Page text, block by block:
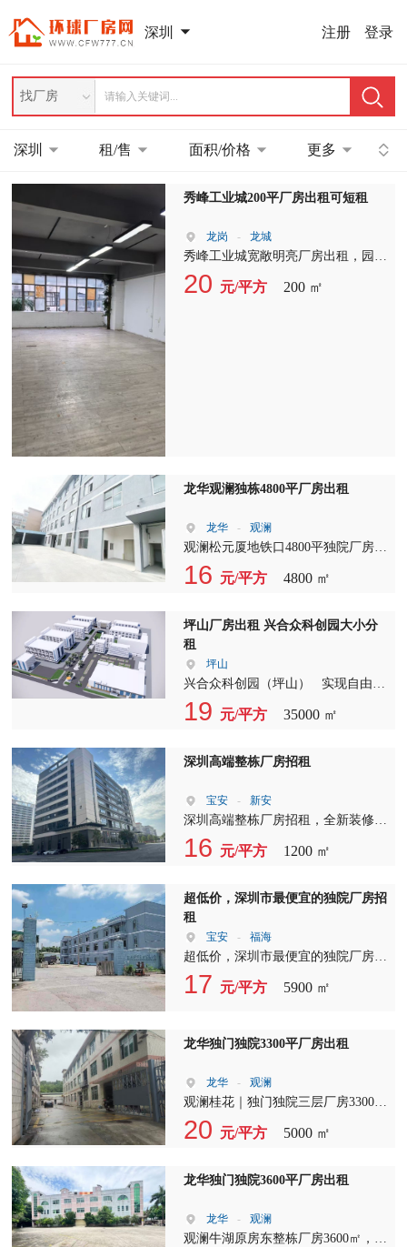
深圳 登录
注册
找厂房
深圳 租/售 面积/价格 更多
秀峰工业城200平厂房出租可短租
龙岗 - 龙城
秀峰工业城宽敞明亮厂房出租，园区
管理好，户型方正，通风良好，地铁
10号线甘坑地铁站，地铁口就在园区
20 元/平方 200 ㎡
龙华观澜独栋4800平厂房出租
龙华 - 观澜
观澜松元厦地铁口4800平独院厂房！
整租均价19元，也能分层租！ 一楼
1200平25元，二三四楼低至15.8！ 近
16 元/平方 4800 ㎡
坪山厂房出租 兴合众科创园大小分
租
坪山
兴合众科创园（坪山） 实现自由分
租啦 A栋厂房5层：8500平方 1F -5F
1700㎡/层 B栋厂房5层：12500平方
平方 公寓式宿舍楼：6400平方 C栋
630KVA 园区总面积32000多平方 空
地10000平 停车位充足 位于坪山比亚
迪正对面 交通便利，离南坪快速出
口200米，坪山地铁口500米，周围配
金、CNC、仓储、注塑、贸易办公科
研等！
19 元/平方 35000 ㎡
深圳高端整栋厂房招租
宝安 - 新安
深圳高端整栋厂房招租，全新装修:
每层豪华精装大堂，一部5吨货梯，
一部豪华客梯。金刚砂地板，不是毛
付。 1楼1200平米报16元高8米，配
卸货平台 3至7楼每层1360平米报8元
高5米 8楼单层1360平米报7元高5米
有光伏覆盖 宿舍按需共有16间 荷
载:1楼2吨、2楼1吨、3-8楼0.7吨，配
电:800KVA。
16 元/平方 1200 ㎡
超低价，深圳市最便宜的独院厂房招
租
宝安 - 福海
超低价，深圳市最便宜的独院厂房招
租 独门独院招租，可整租，可分层
租。 三层半厂房5900平方， 宿舍
间， 每间宿舍升级改， 造独立的充
善，主干道边上。
17 元/平方 5900 ㎡
龙华独门独院3300平厂房出租
龙华 - 观澜
观澜桂花｜独门独院三层厂房3300㎡
出租 ?整栋1-3层独门独院，独立园区
私密性高 ?厂房整体翻新，全新地坪
梯，装卸货便捷省心 ?院内空地宽
商仓储、五金组装、包装加工、小型
生产加工厂，租期灵活，随时可看
20 元/平方 5000 ㎡
龙华独门独院3600平厂房出租
龙华 - 观澜
观澜牛湖原房东整栋厂房3600㎡，租